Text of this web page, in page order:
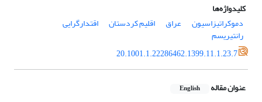
کلیدواژه‌ها
دموکراتیزاسیون
عراق اقلیم کردستان اقتدارگرایی
رانتیریسم
20.1001.1.22286462.1399.11.1.23.7
عنوان مقاله English